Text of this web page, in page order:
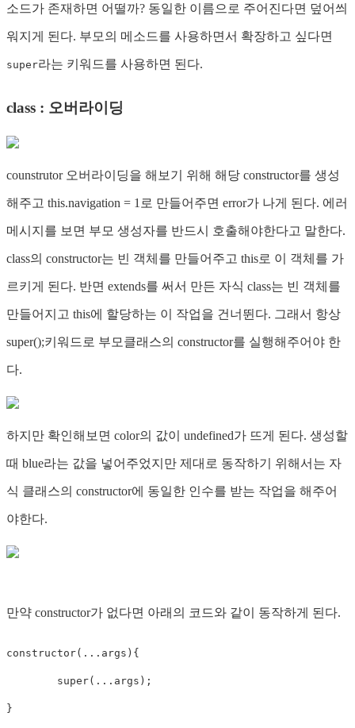
소드가 존재하면 어떨까? 동일한 이름으로 주어진다면 덮어씌
워지게 된다. 부모의 메소드를 사용하면서 확장하고 싶다면
super라는 키워드를 사용하면 된다.
class : 오버라이딩
counstrutor 오버라이딩을 해보기 위해 해당 constructor를 생성
해주고 this.navigation = 1로 만들어주면 error가 나게 된다. 에러
메시지를 보면 부모 생성자를 반드시 호출해야한다고 말한다.
class의 constructor는 빈 객체를 만들어주고 this로 이 객체를 가
르키게 된다. 반면 extends를 써서 만든 자식 class는 빈 객체를
만들어지고 this에 할당하는 이 작업을 건너뛴다. 그래서 항상
super();키워드로 부모클래스의 constructor를 실행해주어야 한
다.
하지만 확인해보면 color의 값이 undefined가 뜨게 된다. 생성할
때 blue라는 값을 넣어주었지만 제대로 동작하기 위해서는 자
식 클래스의 constructor에 동일한 인수를 받는 작업을 해주어
야한다.
만약 constructor가 없다면 아래의 코드와 같이 동작하게 된다.
constructor( ... args ) {
super( ... args ) ;
}